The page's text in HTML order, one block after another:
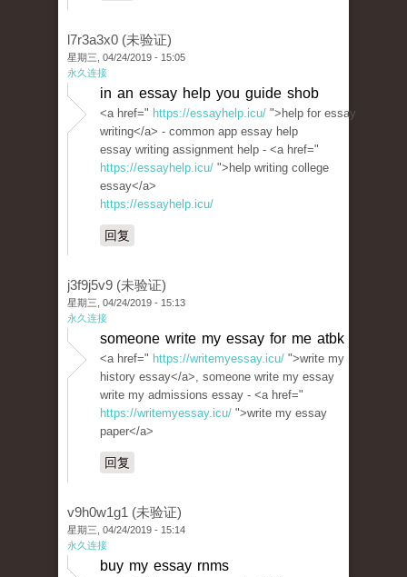
l7r3a3x0 (未验证)
星期三, 04/24/2019 - 15:05
永久连接
in an essay help you guide shob
<a href=" https://essayhelp.icu/ ">help for essay
writing</a> - common app essay help
essay writing assignment help - <a href="
https://essayhelp.icu/ ">help writing college
essay</a>
https://essayhelp.icu/
回复
j3f9j5v9 (未验证)
星期三, 04/24/2019 - 15:13
永久连接
someone write my essay for me atbk
<a href=" https://writemyessay.icu/ ">write my
history essay</a>, someone write my essay
write my admissions essay - <a href="
https://writemyessay.icu/ ">write my essay
paper</a>
回复
v9h0w1g1 (未验证)
星期三, 04/24/2019 - 15:14
永久连接
buy my essay rnms